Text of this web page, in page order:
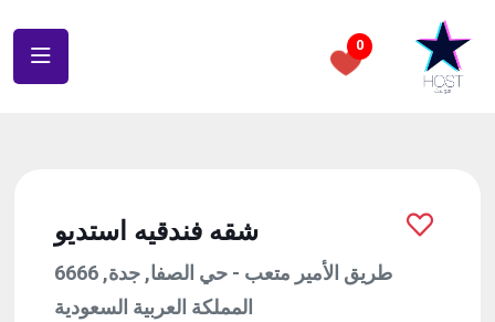
0
شقه فندقيه استديو
6666 طريق الأمير متعب - حي الصفا, جدة,
المملكة العربية السعودية